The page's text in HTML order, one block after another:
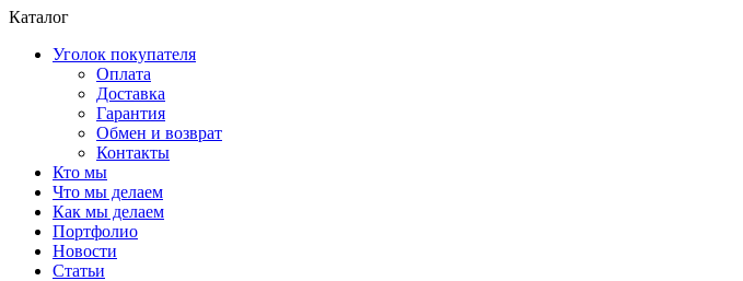
Каталог
Уголок покупателя
Оплата
Доставка
Гарантия
Обмен и возврат
Контакты
Кто мы
Что мы делаем
Как мы делаем
Портфолио
Новости
Статьи